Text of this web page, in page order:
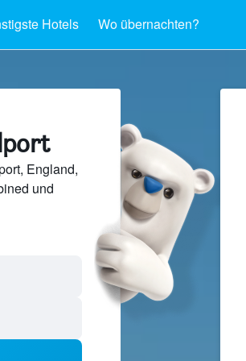
Hotels Wo übernachten?
England,
und